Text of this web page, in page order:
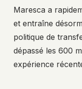
Maresca a
et entraîne
politique de
dépassé les 600
expérience